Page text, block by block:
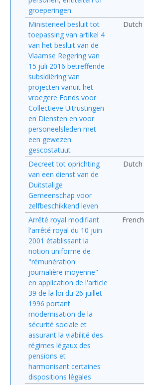
groeperingen
Ministerieel besluit tot
toepassing van artikel 4
van het besluit van de
Vlaamse Regering van
15 juli 2016 betreffende
subsidiëring van
projecten vanuit het
vroegere Fonds voor
Collectieve Uitrustingen
en Diensten en voor
personeelsleden met
een gewezen
gescostatuut
Dutch
Decreet tot oprichting
van een dienst van de
Duitstalige
Gemeenschap voor
zelfbeschikkend leven
Dutch
Arrêté royal modifiant
l'arrêté royal du 10 juin
2001 établissant la
notion uniforme de
"rémunération
journalière moyenne"
en application de l'article
39 de la loi du 26 juillet
1996 portant
modernisation de la
sécurité sociale et
assurant la viabilité des
régimes légaux des
pensions et
harmonisant certaines
dispositions légales
French